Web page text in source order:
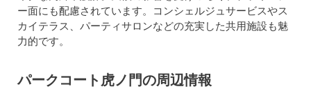
ー面にも配慮されています。コンシェルジュサービスやス
カイテラス、パーティサロンなどの充実した共用施設も魅
力的です。
パークコート虎ノ門の周辺情報